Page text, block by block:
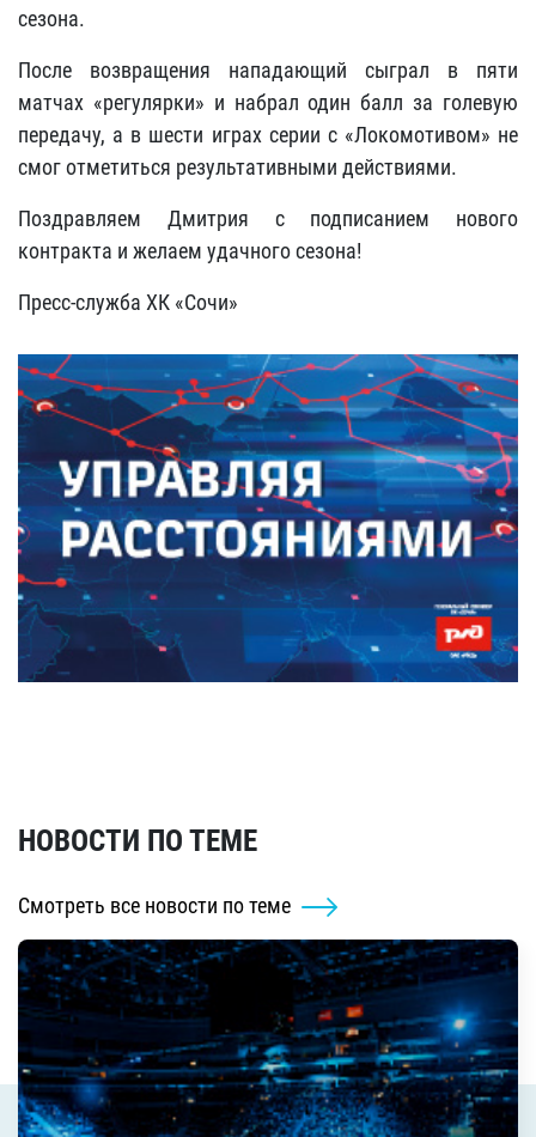
сезона.
После возвращения нападающий сыграл в пяти
матчах «регулярки» и набрал один балл за голевую
передачу, а в шести играх серии с «Локомотивом» не
смог отметиться результативными действиями.
Поздравляем Дмитрия с подписанием нового
контракта и желаем удачного сезона!
Пресс-служба ХК «Сочи»
НОВОСТИ ПО ТЕМЕ
Смотреть все новости по теме